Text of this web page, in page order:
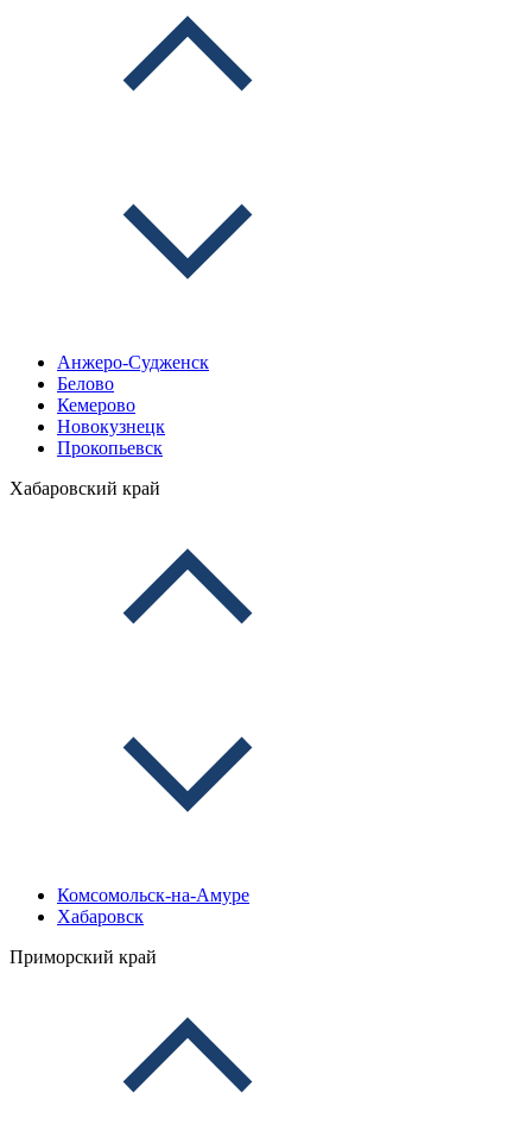
Анжеро-Судженск
Белово
Кемерово
Новокузнецк
Прокопьевск
Хабаровский край
Комсомольск-на-Амуре
Хабаровск
Приморский край